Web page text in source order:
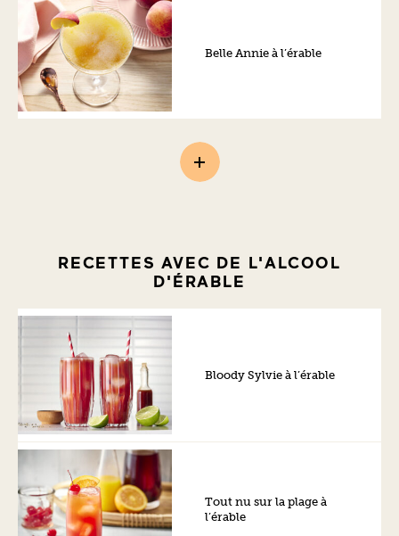
Belle Annie à l’érable
RECETTES AVEC DE L'ALCOOL
D'ÉRABLE
Bloody Sylvie à l’érable
Tout nu sur la plage à
l’érable